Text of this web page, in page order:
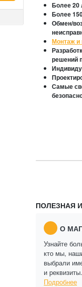
Более 20
Более
Обмен/
Монтаж и
решений
Самые
ПОЛЕЗНАЯ
О
Узнайте
кто мы,
выбрали
и реквизиты.
Подробнее